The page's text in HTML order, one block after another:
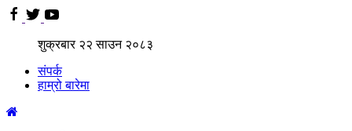
शुक्रबार २२साउन २०८३
संपर्क
हाम्रो बारेमा